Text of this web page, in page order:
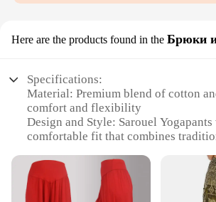
Here are the products found in the Брюки
Specifications:
Material: Premium blend of cotton
comfort and flexibility
Design and Style: Sarouel
comfortable fit that combines
Usage and Purpose: Ideal for yoga,
casual wear, these pants offer both
functionality